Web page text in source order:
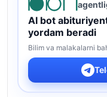
AI bot
yordam beradi
Bilim va malakalarni